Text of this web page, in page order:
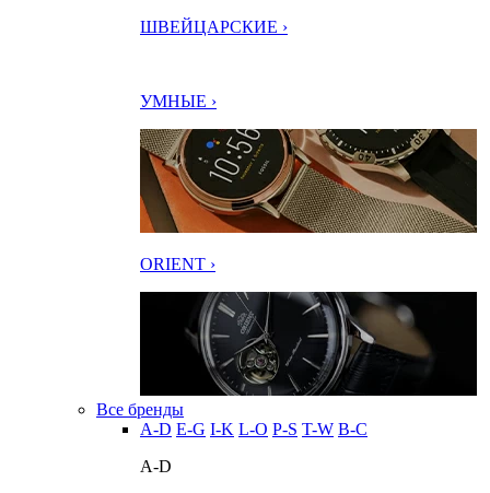
ШВЕЙЦАРСКИЕ ›
УМНЫЕ ›
ORIENT ›
Все бренды
A-D E-G I-K L-O P-S T-W В-С
A-D